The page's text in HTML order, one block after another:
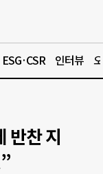
ESG·CSR 인터뷰
반찬 지